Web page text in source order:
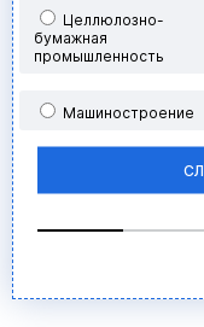
Целлюлозно-
бумажная
промышленность
Машиностроение